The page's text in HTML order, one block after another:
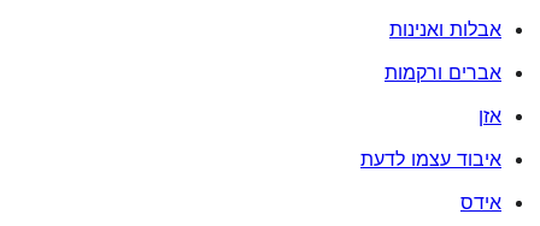
אבלות ואנינות
אברים ורקמות
אזן
איבוד עצמו לדעת
אידס